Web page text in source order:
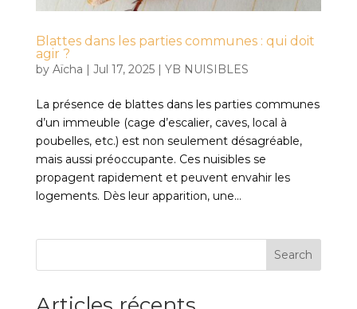
Blattes dans les parties communes : qui doit
agir ?
by Aïcha | Jul 17, 2025| YB NUISIBLES
La présence de blattes dans les parties communes
d’un immeuble (cage d’escalier, caves, local à
poubelles, etc.) est non seulement désagréable,
mais aussi préoccupante. Ces nuisibles se
propagent rapidement et peuvent envahir les
logements. Dès leur apparition, une...
Search